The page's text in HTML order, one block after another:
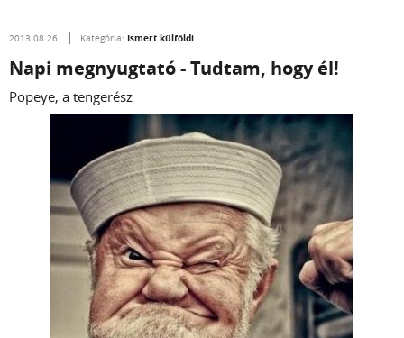
2013.08.26. Kategória: Ismert külföldi
Napi megnyugtató - Tudtam, hogy él!
Popeye, a tengerész